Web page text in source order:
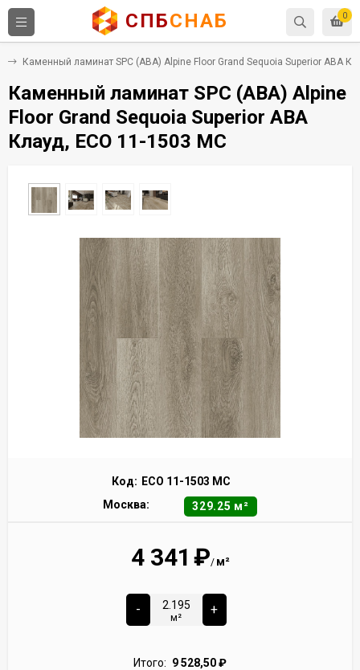
0
СПБСНАБ
Каменный ламинат SPC (ABA) Alpine Floor Grand Sequoia Superior ABA
Каменный ламинат SPC (ABA) Alpine
Floor Grand Sequoia Superior ABA
Клауд, ECO 11-1503 MC
Код: ECO 11-1503 MC
Москва:
329.25 м²
4 341 ₽/ м²
-
м²
+
Итого: 9 528,50₽